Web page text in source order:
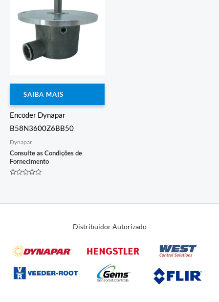
SAIBA MAIS
Encoder Dynapar
B58N3600Z6BB50
Dynapar
Consulte as Condições de
Fornecimento
Distribuidor Autorizado